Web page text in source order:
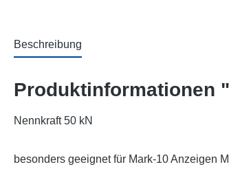
Beschreibung
Produktinformationen
Nennkraft 50 kN
besonders geeignet für Mark-10 Anzeigen